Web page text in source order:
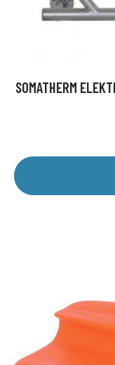
SOMATHERM